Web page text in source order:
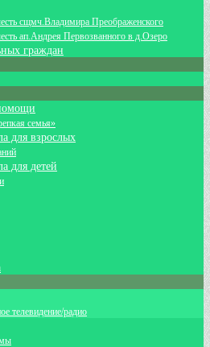
сщмч.Владимира Преображенского
ап.Андрея Первозванного в д.Озеро
граждан
семья»
для взрослых
для детей
телевидение/радио